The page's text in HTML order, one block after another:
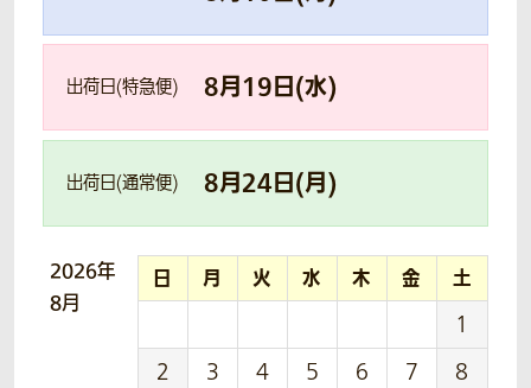
出荷日(特急便) 8月19日(水)
出荷日(通常便) 8月24日(月)
2026年
8月
日 月 火 水 木 金 土
1
2
3 4 5 6 7
8